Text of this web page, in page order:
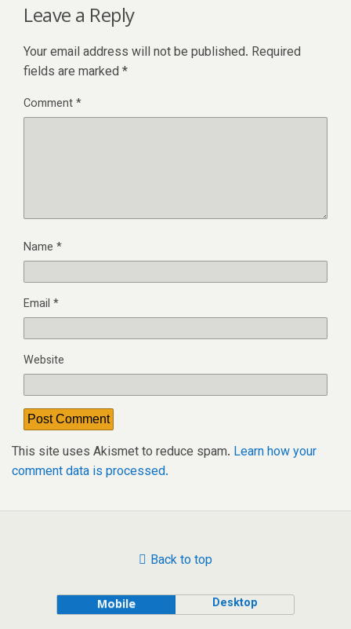
Leave a Reply
Your email address will not be published. Required
fields are marked *
Comment*
Name *
Email *
Website
This site uses Akismet to reduce spam. Learn how your
comment data is processed.
Back to top
Mobile Desktop